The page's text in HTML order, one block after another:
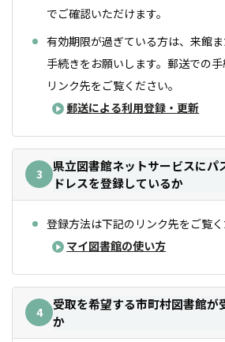
でご確認いただけます。
有効期限が過ぎている方は、来館
手続きをお願いします。郵送での
リンク先をご覧ください。
郵送による利用登録・更新
3
県立図書館ネットサービスにパ
ドレスを登録しているか
登録方法は下記のリンク先をご覧く
マイ図書館の使い方
4
受取を希望する市町村図書館が
か